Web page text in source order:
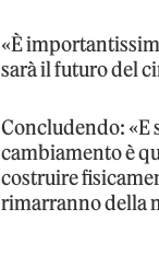
«È
sarà il futuro del
Concludendo: «E
cambiamento è
costruire
rimarranno della